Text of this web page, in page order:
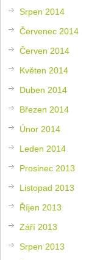
Srpen 2014
Červenec 2014
Červen 2014
Květen 2014
Duben 2014
Březen 2014
Únor 2014
Leden 2014
Prosinec 2013
Listopad 2013
Říjen 2013
Září 2013
Srpen 2013